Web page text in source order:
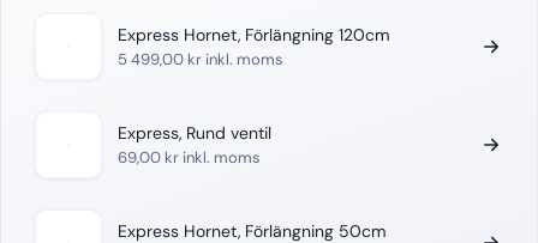
Express Hornet, Förlängning 120cm
5 499,00 kr inkl. moms
Express, Rund ventil
69,00 kr inkl. moms
Express Hornet, Förlängning 50cm